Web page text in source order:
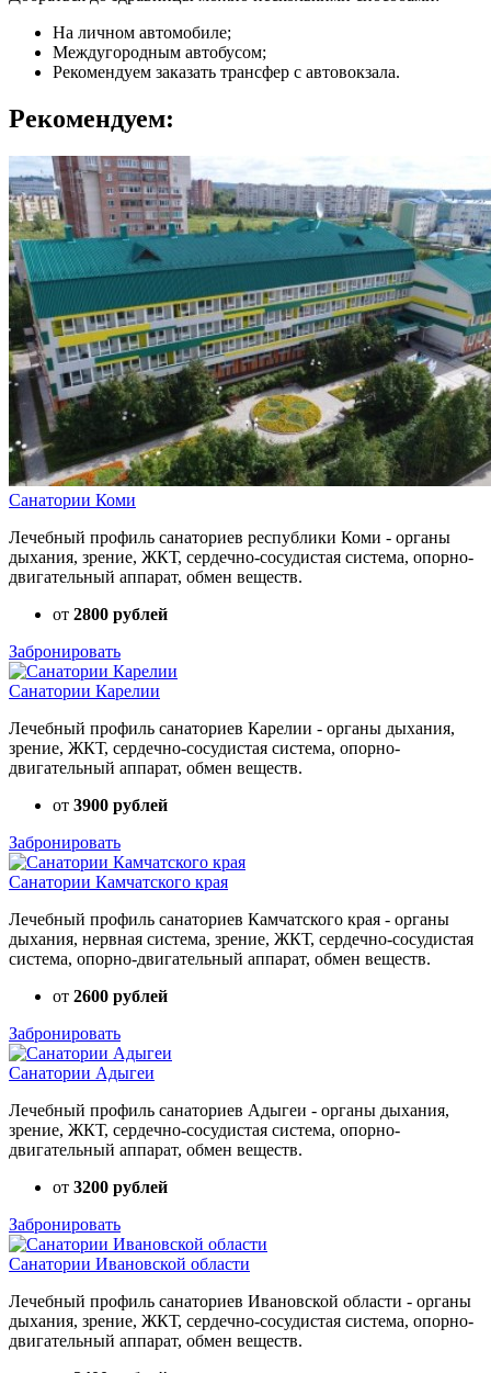
На личном автомобиле;
Междугородным автобусом;
Рекомендуем заказать трансфер с автовокзала.
Рекомендуем:
Санатории Коми
Лечебный профиль санаториев республики Коми - органы
дыхания, зрение, ЖКТ, сердечно-сосудистая система, опорно-
двигательный аппарат, обмен веществ.
от 2800 рублей
Забронировать
Санатории Карелии
Лечебный профиль санаториев Карелии - органы дыхания,
зрение, ЖКТ, сердечно-сосудистая система, опорно-
двигательный аппарат, обмен веществ.
от 3900 рублей
Забронировать
Санатории Камчатского края
Лечебный профиль санаториев Камчатского края - органы
дыхания, нервная система, зрение, ЖКТ, сердечно-сосудистая
система, опорно-двигательный аппарат, обмен веществ.
от 2600 рублей
Забронировать
Санатории Адыгеи
Лечебный профиль санаториев Адыгеи - органы дыхания,
зрение, ЖКТ, сердечно-сосудистая система, опорно-
двигательный аппарат, обмен веществ.
от 3200 рублей
Забронировать
Санатории Ивановской области
Лечебный профиль санаториев Ивановской области - органы
дыхания, зрение, ЖКТ, сердечно-сосудистая система, опорно-
двигательный аппарат, обмен веществ.